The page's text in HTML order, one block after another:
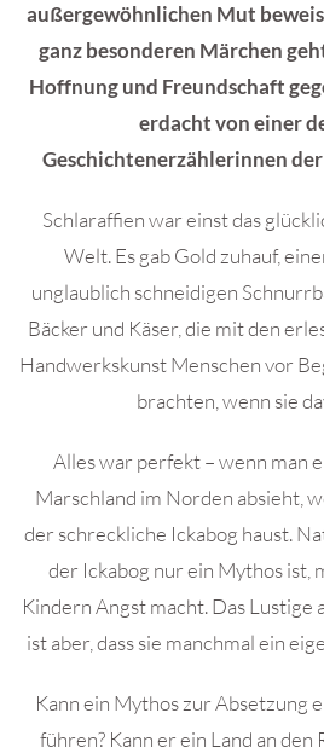
außergewöhnlichen Mut
ganz besonderen Märchen
Hoffnung und Freundschaft
erdacht von einer
Geschichtenerzählerinnen
Schlaraffien war einst das
Welt. Es gab Gold zuhauf,
unglaublich schneidigen
Bäcker und Käser, die mit den
Handwerkskunst Menschen vor
brachten, wenn sie
Alles war perfekt – wenn man
Marschland im Norden absieht,
der schreckliche Ickabog haust.
der Ickabog nur ein Mythos ist,
Kindern Angst macht. Das Lustige
ist aber, dass sie manchmal ein
Kann ein Mythos zur Absetzung
führen? Kann er ein Land an den